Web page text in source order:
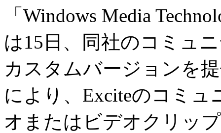
「Windows Media
は15日、同社のコミュ
カスタムバージョンを
により、Exciteのコミ
オまたはビデオクリッ